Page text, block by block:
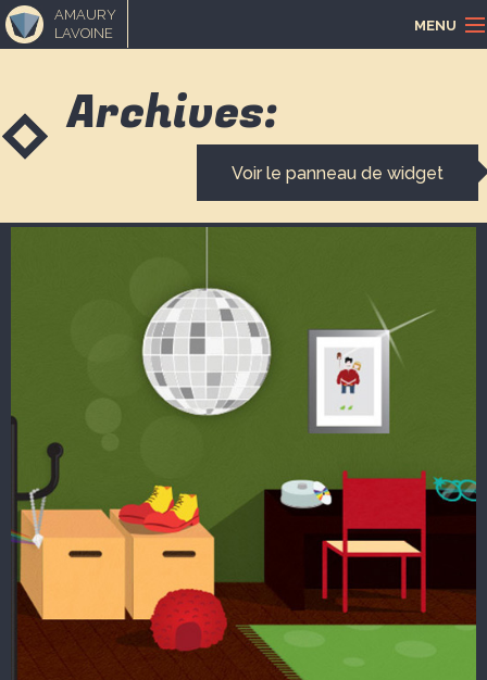
AMAURY
LAVOINE
MENU
PORTFOLIOArchives:
Voir le panneau de widget